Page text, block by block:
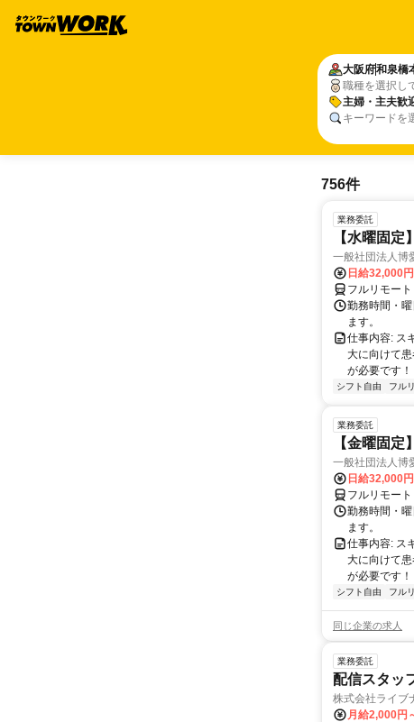
大阪府和泉橋
職種を選択し
主婦・主夫歓
キーワードを
756件
業務委託
【水曜固
一般社団法人博
日給32,000
フルリモート
勤務時間・
ます。
仕事内容: ス
大に向けて
が必要です
シフト自由 フル
業務委託
【金曜固
一般社団法人博
日給32,000
フルリモート
勤務時間・
ます。
仕事内容: ス
大に向けて
が必要です
シフト自由 フル
同じ企業の求人
業務委託
配信スタッ
株式会社ライブ
月給2,000円